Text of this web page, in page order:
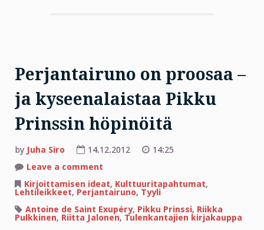
Perjantairuno on proosaa –
ja kyseenalaistaa Pikku
Prinssin höpinöitä
by Juha Siro 14.12.2012
14:25
Leave a comment
on
proosaa
ja
kyseenalaistaa
Pikku
Kirjoittamisen ideat, Kulttuuritapahtumat,
Lehtileikkeet, Perjantairuno, Tyyli
Antoine de Saint Exupéry, Pikku Prinssi, Riikka
Pulkkinen, Riitta Jalonen, Tulenkantajien kirjakauppa